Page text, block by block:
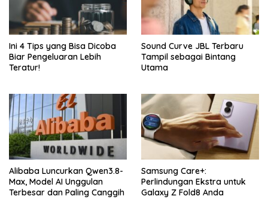
Ini 4 Tips yang Bisa Dicoba
Biar Pengeluaran Lebih
Teratur!
Sound Curve JBL Terbaru
Tampil sebagai Bintang
Utama
Alibaba Luncurkan Qwen3.8-
Max, Model AI Unggulan
Terbesar dan Paling Canggih
Samsung Care+:
Perlindungan Ekstra untuk
Galaxy Z Fold8 Anda